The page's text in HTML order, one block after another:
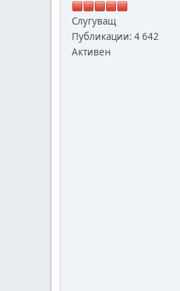
Слугуващ
Публикации: 4 642
Активен